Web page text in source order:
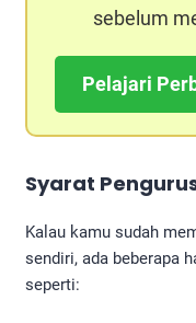
sebelum
Pelajari
Syarat
Kalau kamu sudah
sendiri, ada beberapa
seperti: